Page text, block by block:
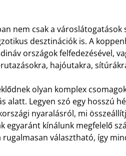
nem csak a
desztinációk is. A
országok felfedezésével,
hajóutakra,
olyan komplex
alatt. Legyen szó egy hosszú
nyaralásról, mi
egyaránt kínálunk megfelelő
választható, így